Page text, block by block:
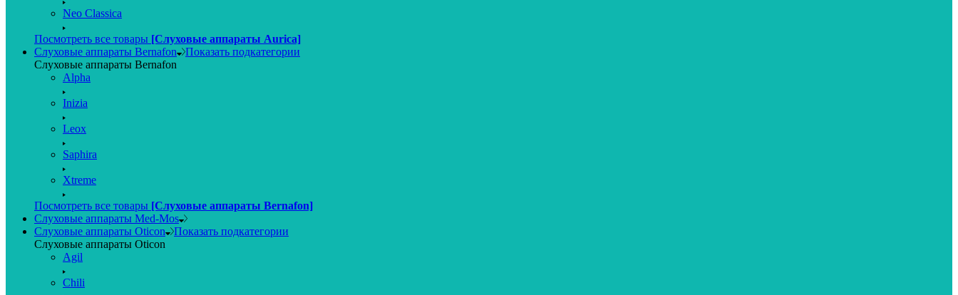
Neo Classica
Посмотреть все товары [Слуховые аппараты Aurica]
Слуховые аппараты Bernafon
Показать подкатегории
Слуховые аппараты Bernafon
Alpha
Inizia
Leox
Saphira
Xtreme
Посмотреть все товары [Слуховые аппараты Bernafon]
Слуховые аппараты Med-Mos
Слуховые аппараты Oticon
Показать подкатегории
Слуховые аппараты Oticon
Agil
Chili